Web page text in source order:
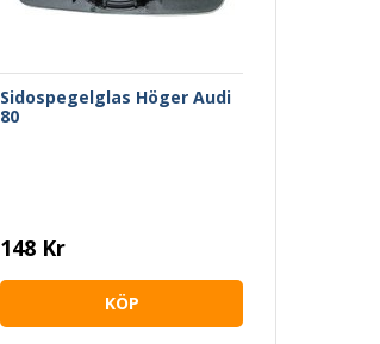
Sidospegelglas Höger Audi
80
148 Kr
KÖP